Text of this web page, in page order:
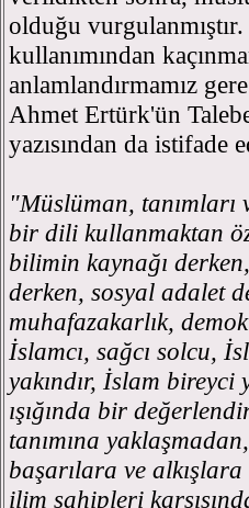
olduğu
kullanımından
anlamlandırmamız
Ahmet Ertürk'ün
yazısından da istifade
"Müslüman, tanımları
bir dili kullanmaktan
bilimin kaynağı
derken, sosyal adalet
muhafazakarlık,
İslamcı, sağcı solcu,
yakındır, İslam
ışığında bir
tanımına
başarılara ve
ilim sahipleri